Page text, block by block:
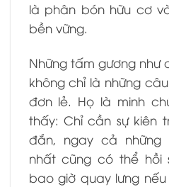
là phân bón hữu cơ
bền vững.
Những tấm gương như
không chỉ là những
đơn lẻ. Họ là minh
thấy: Chỉ cần sự kiên
đắn, ngay cả
nhất cũng có thể hồi
bao giờ quay lưng